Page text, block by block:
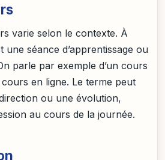
varie selon le contexte. À
une séance d’apprentissage ou
parle par exemple d’un cours
en ligne. Le terme peut
ou une évolution,
au cours de la journée.